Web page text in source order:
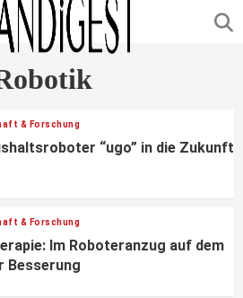
& Forschung
“ugo” in die Zukunft
& Forschung
Im Roboteranzug auf dem
Besserung